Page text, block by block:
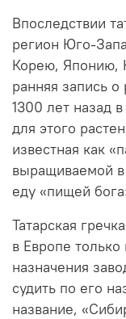
Впоследствии
регион Юго-
Корею, Японию,
ранняя запись
1300 лет назад
для этого
известная как
выращиваемой в
еду «пищей
Татарская
в Европе
назначения
судить по его
название,